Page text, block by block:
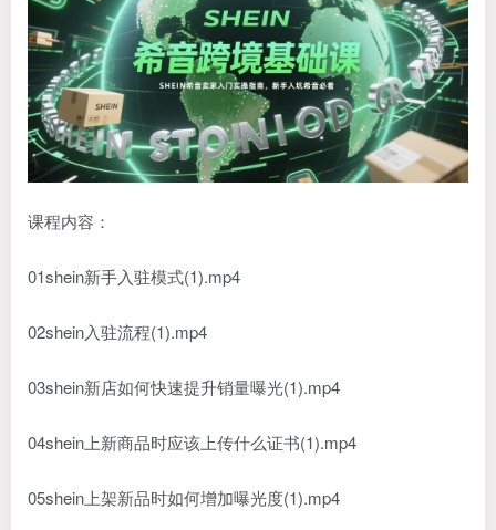
课程内容：
01shein新手入驻模式(1).mp4
02shein入驻流程(1).mp4
03shein新店如何快速提升销量曝光(1).mp4
04shein上新商品时应该上传什么证书(1).mp4
05shein上架新品时如何增加曝光度(1).mp4